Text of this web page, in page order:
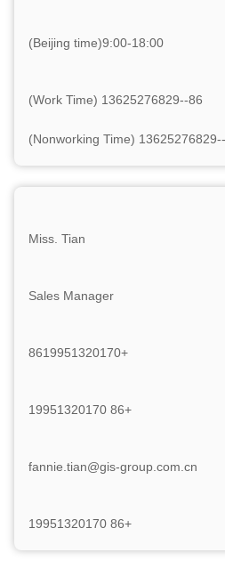
9:00-18:00(Beijing time)
86--13625276829 (Work Time)
Miss. Tian
Sales Manager
+8619951320170
+86 19951320170
fannie.tian@gis-group.com.cn
+86 19951320170